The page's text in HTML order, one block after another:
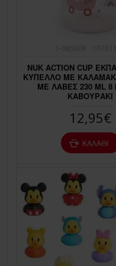
NUK ACTION CUP
ΚΥΠΕΛΛΟ ΜΕ
ΜΕ ΛΑΒΕΣ 230 ML
ΚΑΒΟΥΡΑΚΙ
12,95€
ΚΑΛΆΘΙ